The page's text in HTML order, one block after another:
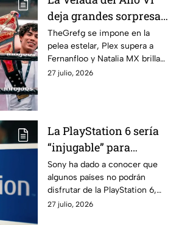
deja grandes sorpresas
y nuevos campeones
en Sevilla
TheGrefg se impone en la
pelea estelar, Plex supera a
Fernanfloo y Natalia MX brilla
con una actuación dominante
27 julio, 2026
La PlayStation 6 sería
“injugable” para
millones de usuarios;
esta es la razón
Sony ha dado a conocer que
algunos países no podrán
disfrutar de la PlayStation 6,
consola que podría ser lanzada
27 julio, 2026